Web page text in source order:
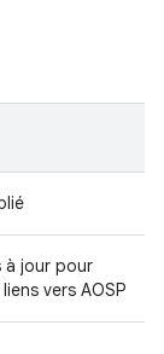
à jour pour
vers AOSP